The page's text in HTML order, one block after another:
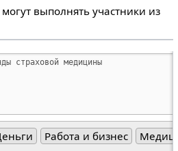
выполнять участники из
Работа и бизнес